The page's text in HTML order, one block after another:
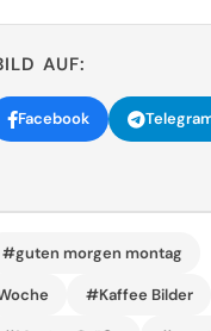
AUF:
Facebook
#guten morgen montag
#Kaffee Bilder